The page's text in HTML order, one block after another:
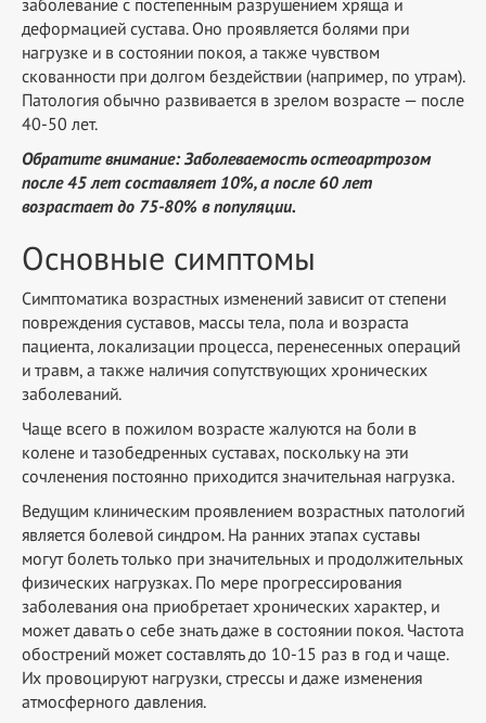
деформацией сустава. Оно проявляется болями при
нагрузке и в состоянии покоя, а также чувством
скованности при долгом бездействии (например, по утрам).
Патология обычно развивается в зрелом возрасте — после
40-50 лет.
Обратите внимание: Заболеваемость остеоартрозом
после 45 лет составляет 10%, а после 60 лет
возрастает до 75-80% в популяции.
Основные симптомы
Симптоматика возрастных изменений зависит от степени
повреждения суставов, массы тела, пола и возраста
пациента, локализации процесса, перенесенных операций
и травм, а также наличия сопутствующих хронических
заболеваний.
Чаще всего в пожилом возрасте жалуются на боли в
колене и тазобедренных суставах, поскольку на эти
сочленения постоянно приходится значительная нагрузка.
Ведущим клиническим проявлением возрастных патологий
является болевой синдром. На ранних этапах суставы
могут болеть только при значительных и продолжительных
физических нагрузках. По мере прогрессирования
заболевания она приобретает хронических характер, и
может давать о себе знать даже в состоянии покоя. Частота
обострений может составлять до 10-15 раз в год и чаще.
Их провоцируют нагрузки, стрессы и даже изменения
атмосферного давления.